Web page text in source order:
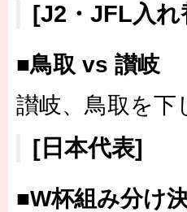
[J2・JFL入
■鳥取 vs 讃岐
讃岐、鳥取を下
[日本代表]
■W杯組み分け